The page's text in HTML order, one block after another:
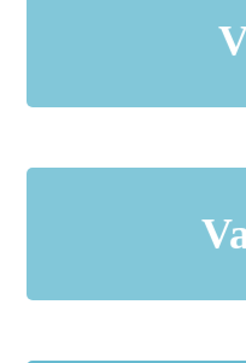
Ser reconhecido como
no
os resultados, bem-